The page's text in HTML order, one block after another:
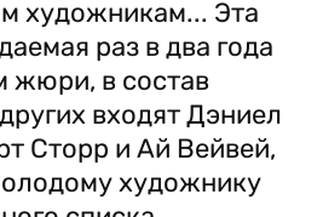
художникам... Эта
раз в два года
в состав
входят Дэниел
Сторр и Ай Вейвей,
художнику